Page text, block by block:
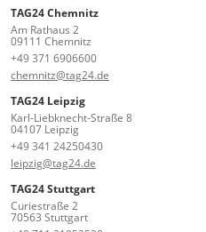
TAG24 Chemnitz
Am Rathaus 2
09111 Chemnitz
+49 371 6906600
chemnitz@tag24.de
TAG24 Leipzig
Karl-Liebknecht-Straße 8
04107 Leipzig
+49 341 24250430
leipzig@tag24.de
TAG24 Stuttgart
Curiestraße 2
70563 Stuttgart